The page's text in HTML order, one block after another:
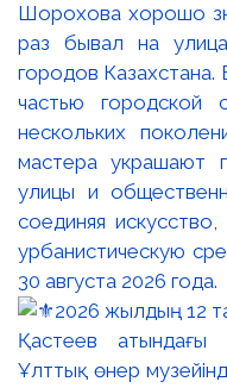
Шорохова хорошо
раз бывал на
городов Казахстана.
частью городской
нескольких
мастера украшают
улицы и
соединяя
урбанистическую
30 августа 2026 года.